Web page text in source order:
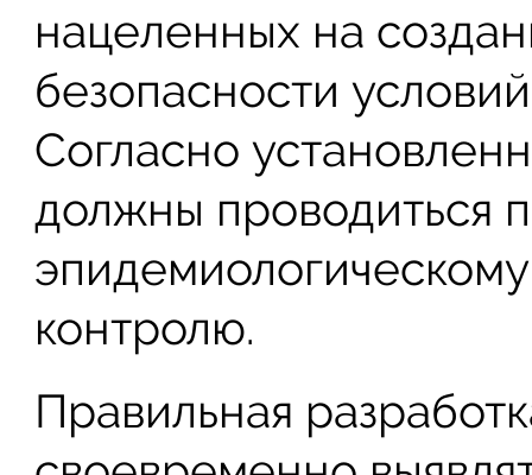
нацеленных на
безопасности
Согласно
должны проводиться
контролю.
Правильная